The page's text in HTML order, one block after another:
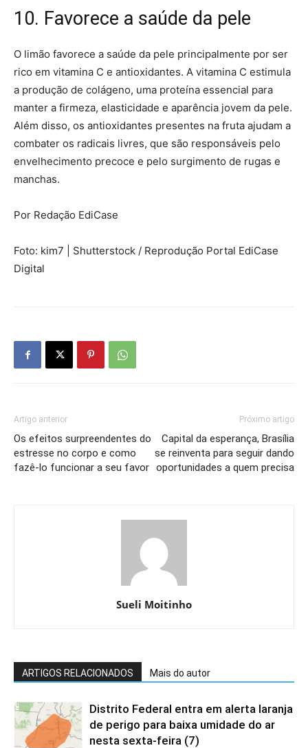
10. Favorece a saúde da pele
O limão favorece a saúde da pele principalmente por ser
rico em vitamina C e antioxidantes. A vitamina C estimula
a produção de colágeno, uma proteína essencial para
manter a firmeza, elasticidade e aparência jovem da pele.
Além disso, os antioxidantes presentes na fruta ajudam a
combater os radicais livres, que são responsáveis pelo
envelhecimento precoce e pelo surgimento de rugas e
manchas.
Por Redação EdiCase
Foto: kim7 | Shutterstock / Reprodução Portal EdiCase
Digital
Artigo anterior
Os efeitos surpreendentes do
estresse no corpo e como
fazê-lo funcionar a seu favor
Próximo artigo
Capital da esperança, Brasília
se reinventa para seguir dando
oportunidades a quem precisa
Sueli Moitinho
ARTIGOS RELACIONADOS Mais do autor
Distrito Federal entra em alerta laranja
de perigo para baixa umidade do ar
nesta sexta-feira (7)